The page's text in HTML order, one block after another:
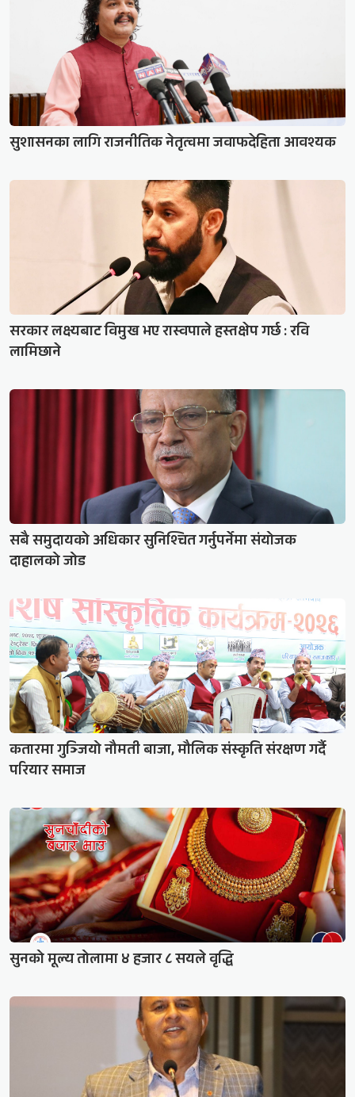
सुशासनका लागि राजनीतिक नेतृत्वमा जवाफदेहिता आवश्यक
सरकार लक्ष्यबाट विमुख भए रास्वपाले हस्तक्षेप गर्छ : रवि
लामिछाने
सबै समुदायको अधिकार सुनिश्चित गर्नुपर्नेमा संयोजक
दाहालको जोड
कतारमा गुञ्जियो नौमती बाजा, मौलिक संस्कृति संरक्षण गर्दै
परियार समाज
सुनको मूल्य तोलामा ४ हजार ८ सयले वृद्धि